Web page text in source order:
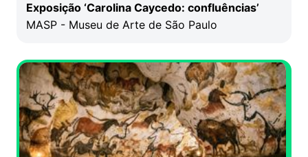
Exposição ‘Carolina Caycedo: confluências’
MASP - Museu de Arte de São Paulo